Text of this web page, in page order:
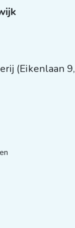
(Eikenlaan 9,